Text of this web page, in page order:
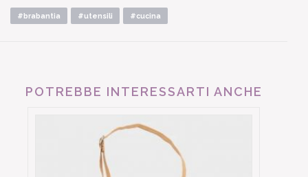
#brabantia #utensili #cucina
POTREBBE INTERESSARTI ANCHE